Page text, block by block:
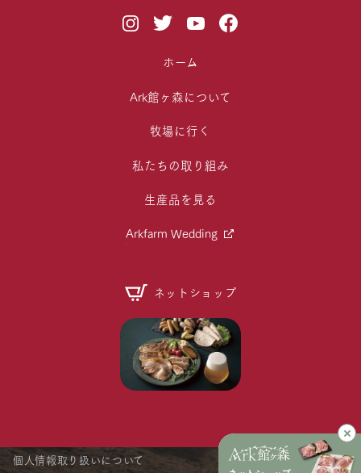
ホーム
Ark館ヶ森について
牧場に行く
私たちの取り組み
生産品を見る
Arkfarm Wedding
ネットショップ
個人情報取り扱いについて